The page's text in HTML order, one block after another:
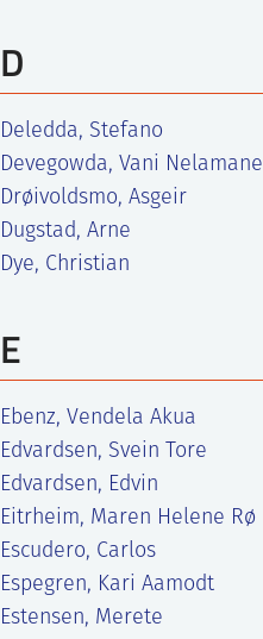
D
Deledda, Stefano
Devegowda, Vani Nelamane
Drøivoldsmo, Asgeir
Dugstad, Arne
Dye, Christian
E
Ebenz, Vendela Akua
Edvardsen, Svein Tore
Edvardsen, Edvin
Eitrheim, Maren Helene Rø
Escudero, Carlos
Espegren, Kari Aamodt
Estensen, Merete